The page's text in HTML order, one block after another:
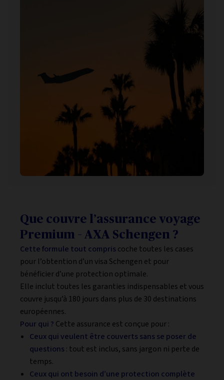
Que couvre l’assurance voyage
Premium – AXA Schengen ?
Cette formule tout compris coche toutes les cases
pour l’obtention d’un visa Schengen et pour
bénéficier d’une protection optimale.
Elle inclut toutes les garanties indispensables et vous
couvre jusqu’à 180 jours dans plus de 30 destinations
européennes.
Pour qui ? Cette assurance est conçue pour :
Ceux qui veulent être couverts sans se poser de
questions : tout est inclus, sans jargon ni perte de
temps.
Ceux qui ont besoin d’une protection complète